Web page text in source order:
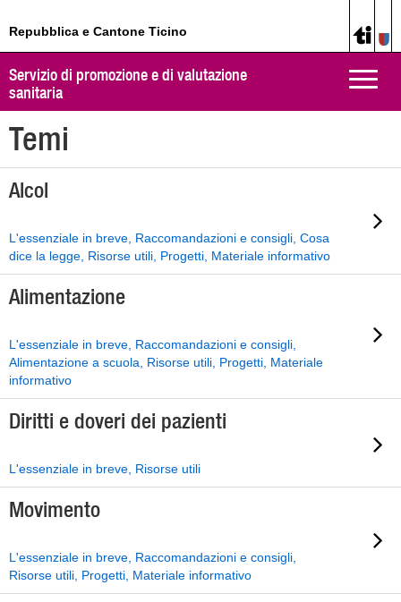
Repubblica e Cantone Ticino
Toggle
Servizio di promozione e di valutazione
sanitaria
Temi
Alcol
L'essenziale in breve, Raccomandazioni e consigli, Cosa
dice la legge, Risorse utili, Progetti, Materiale informativo
Alimentazione
L'essenziale in breve, Raccomandazioni e consigli,
Alimentazione a scuola, Risorse utili, Progetti, Materiale
informativo
Diritti e doveri dei pazienti
L'essenziale in breve, Risorse utili
Movimento
L'essenziale in breve, Raccomandazioni e consigli,
Risorse utili, Progetti, Materiale informativo